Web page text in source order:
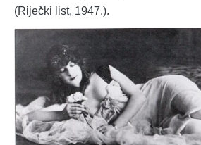
(Riječki list, 1947.).